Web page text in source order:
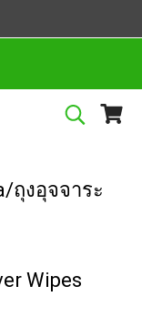
ถุงอุจจาระ
Wipes